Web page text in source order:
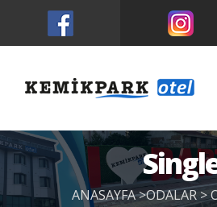
ANASAYFA >ODALAR >